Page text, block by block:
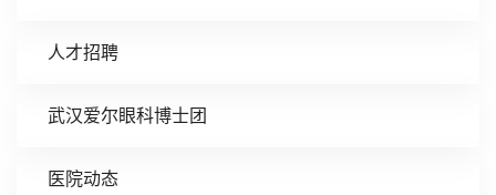
人才招聘
武汉爱尔眼科博士团
医院动态